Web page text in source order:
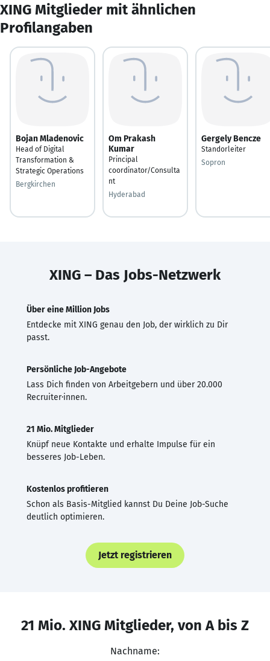
XING Mitglieder mit ähnlichen
Profilangaben
Bojan Mladenovic
Head of Digital
Transformation &
Strategic Operations
Bergkirchen
Om Prakash
Kumar
Principal
coordinator/Consulta
nt
Hyderabad
Gergely Bencze
Standorleiter
Sopron
XING – Das Jobs-Netzwerk
Über eine Million Jobs
Entdecke mit XING genau den Job, der wirklich zu Dir
passt.
Persönliche Job-Angebote
Lass Dich finden von Arbeitgebern und über 20.000
Recruiter·innen.
21 Mio. Mitglieder
Knüpf neue Kontakte und erhalte Impulse für ein
besseres Job-Leben.
Kostenlos profitieren
Schon als Basis-Mitglied kannst Du Deine Job-Suche
deutlich optimieren.
Jetzt registrieren
21 Mio. XING Mitglieder, von A bis Z
Nachname: